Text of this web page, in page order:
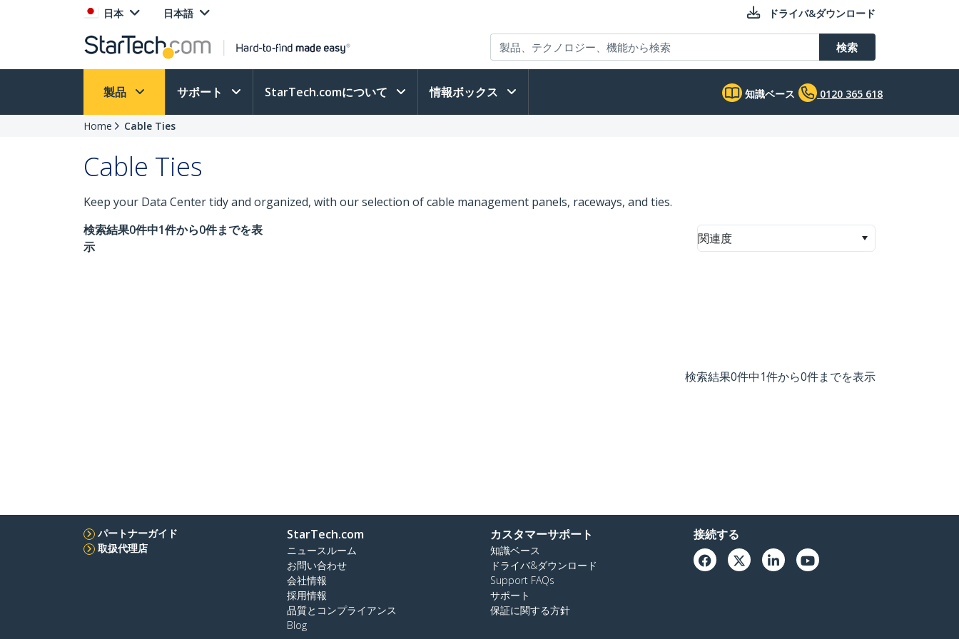
日本 日本語 ドライバ&ダウンロード
検索
製品 サポート StarTech.comについて 情報ボックス 知識ベース 0120 365 618
Home Cable Ties
Cable Ties
Keep your Data Center tidy and organized, with our selection of cable management panels, raceways, and ties.
検索結果0件中1件から0件までを表
示
関連度
検索結果0件中1件から0件までを表示
パートナーガイド
取扱代理店
StarTech.com
ニュースルーム
お問い合わせ
会社情報
採用情報
品質とコンプライアンス
Blog
カスタマーサポート
知識ベース
ドライバ&ダウンロード
Support FAQs
サポート
保証に関する方針
接続する